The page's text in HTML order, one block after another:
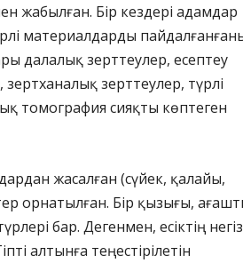
жабылған. Бір кездері адамдар
материалдарды
далалық зерттеулер, есептеу
зерттеулер, түрлі
томография сияқты көптеген
жасалған (сүйек, қалайы,
орнатылған. Бір қызығы,
бар. Дегенмен, есіктің
алтынға теңестірілетін